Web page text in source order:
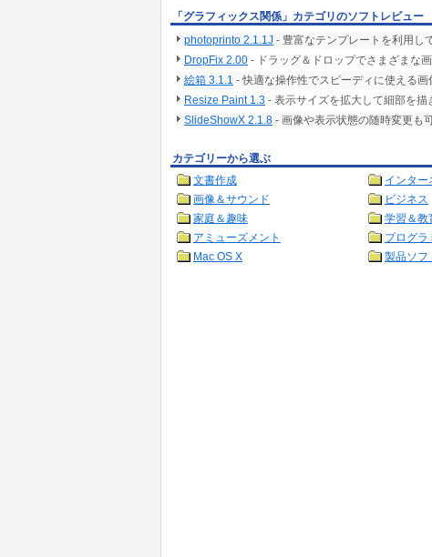
「グラフィックス関係」カテゴリのソフトレビュー
photoprinto 2.1.1J - 豊富なテンプレートを利用し
DropFix 2.00 - ドラッグ＆ドロップでさまざまな
絵箱 3.1.1 - 快適な操作性でスピーディに使える画
Resize Paint 1.3 - 表示サイズを拡大して細部を描
SlideShowX 2.1.8 - 画像や表示状態の随時変更も
カテゴリーから選ぶ
文書作成
インター
画像＆サウンド
ビジネス
家庭＆趣味
学習＆教
アミューズメント
プログラ
Mac OS X
製品ソフ